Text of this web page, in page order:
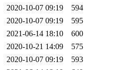
2020-10-07 09:19
594
2020-10-07 09:19
595
2021-06-14 18:10
600
2020-10-21 14:09
575
2020-10-07 09:19
593